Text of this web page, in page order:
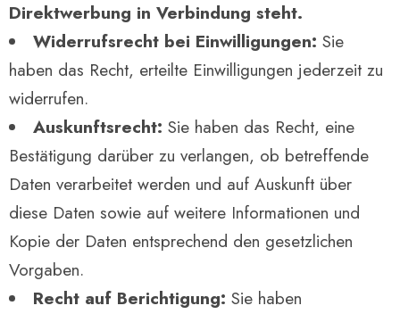
Direktwerbung in Verbindung steht.
Widerrufsrecht bei Einwilligungen: Sie
haben das Recht, erteilte Einwilligungen jederzeit zu
widerrufen.
Auskunftsrecht: Sie haben das Recht, eine
Bestätigung darüber zu verlangen, ob betreffende
Daten verarbeitet werden und auf Auskunft über
diese Daten sowie auf weitere Informationen und
Kopie der Daten entsprechend den gesetzlichen
Vorgaben.
Recht auf Berichtigung: Sie haben